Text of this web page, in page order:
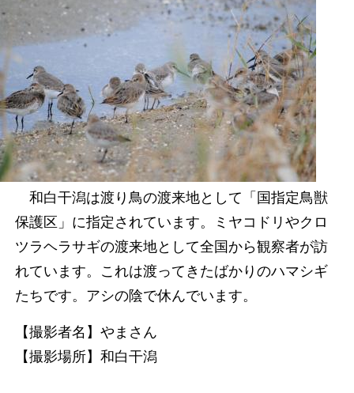
和白干潟は渡り鳥の渡来地として「国指定鳥獣
保護区」に指定されています。ミヤコドリやクロ
ツラヘラサギの渡来地として全国から観察者が訪
れています。これは渡ってきたばかりのハマシギ
たちです。アシの陰で休んでいます。
【撮影者名】やまさん
【撮影場所】和白干潟